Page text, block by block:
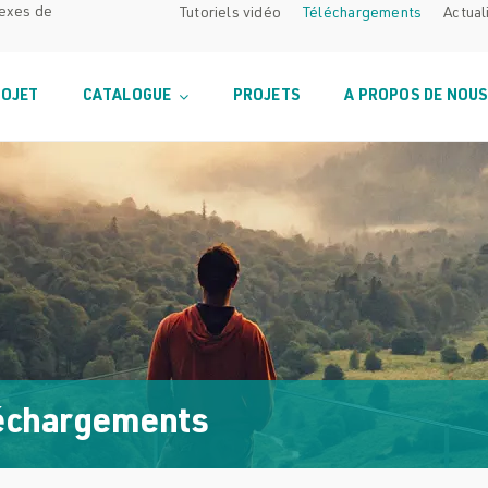
de
Tutoriels vidéo Téléchargements
CATALOGUE PROJETS A PROPOS DE NOUS